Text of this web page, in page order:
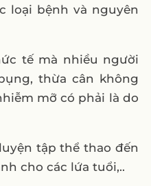
loại bệnh và nguyên
tế mà nhiều người
thừa cân không
mỡ có phải là do
tập thể thao đến
cho các lứa tuổi,..